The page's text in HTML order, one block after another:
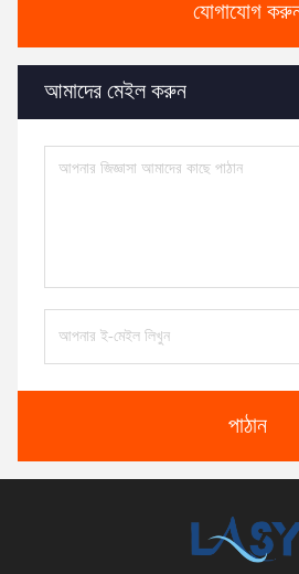
যোগাযোগ
আমাদের মেইল ​​করুন
পাঠান